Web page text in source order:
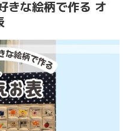
きな絵柄で作る オ